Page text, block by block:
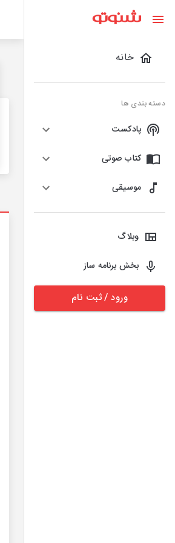
خانه
دسته بندی ها
پادکست
کتاب صوتی
موسیقی
وبلاگ
بخش برنامه ساز
ورود / ثبت نام